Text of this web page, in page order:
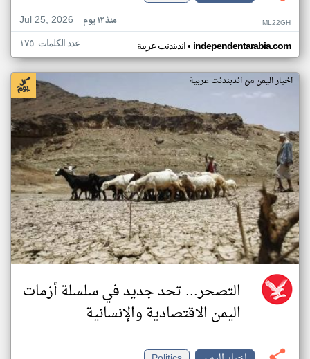
Jul 25, 2026
منذ ١٢ يوم ML22GH
اندبندنت عربية• independentarabia.com عدد الكلمات: ١٧٥
اخبار اليمن من اندبندنت عربية
التصحر... تحد جديد في سلسلة أزمات
اليمن الاقتصادية والإنسانية